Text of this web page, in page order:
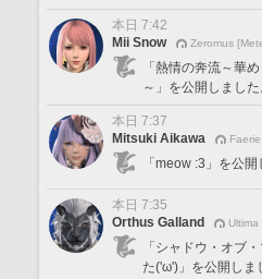
本日 7:42
Mii Snow
Zeromus
「熱情の奔流～華
～」を公開しました
本日 7:37
Mitsuki Aikawa
「meow :3」を公開
本日 7:35
Orthus Galland
Ultima
「シャドウ・オブ
た('ω')」を公開しま